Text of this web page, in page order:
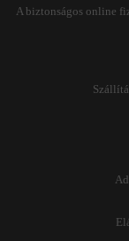
A biztonságos online